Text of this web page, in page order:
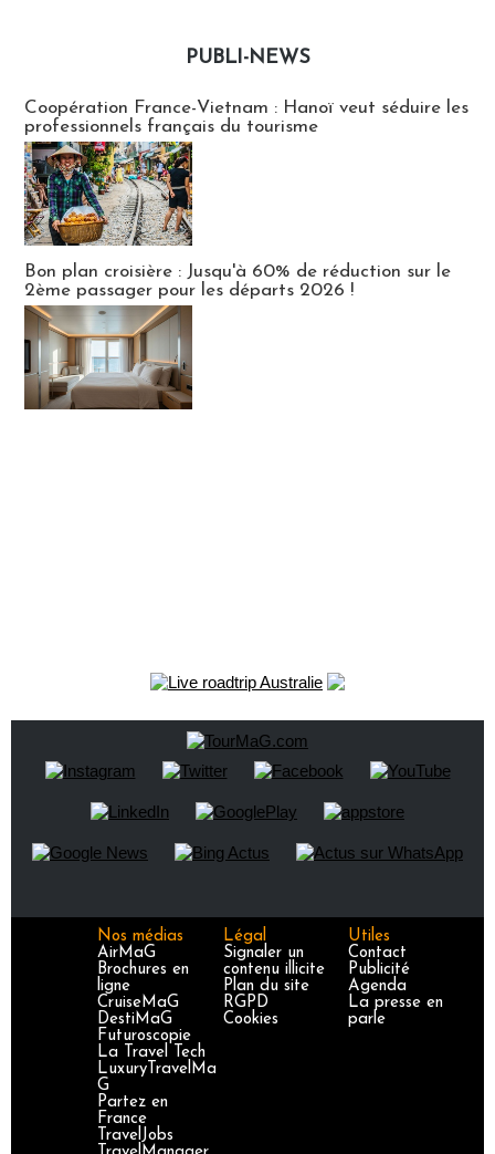
PUBLI-NEWS
Coopération France-Vietnam : Hanoï veut séduire les
professionnels français du tourisme
Bon plan croisière : Jusqu'à 60% de réduction sur le
2ème passager pour les départs 2026 !
Nos médias
AirMaG
Brochures en
ligne
CruiseMaG
DestiMaG
Futuroscopie
La Travel Tech
LuxuryTravelMa
G
Partez en
France
TravelJobs
Légal
Signaler un
contenu illicite
Plan du site
RGPD
Cookies
Utiles
Contact
Publicité
Agenda
La presse en
parle